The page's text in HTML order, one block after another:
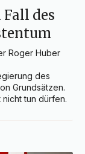
des
Roger Huber
des
Grundsätzen.
tun dürfen.